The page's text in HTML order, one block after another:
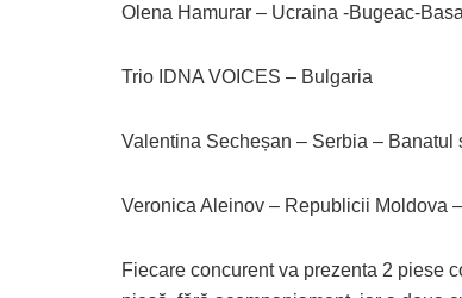
Olena Hamurar – Ucraina -Bugeac-
Trio IDNA VOICES – Bulgaria
Valentina Secheșan – Serbia – Banatul
Veronica Aleinov – Republicii Moldova
Fiecare concurent va prezenta 2 piese